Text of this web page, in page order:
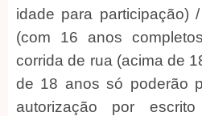
idade para participação)
(com 16 anos
corrida de rua (acima de
de 18 anos só poderão
autorização por